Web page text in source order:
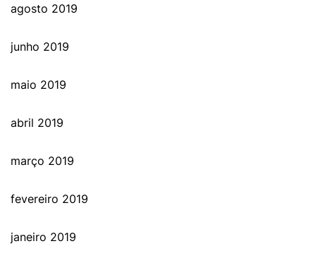
agosto 2019
junho 2019
maio 2019
abril 2019
março 2019
fevereiro 2019
janeiro 2019